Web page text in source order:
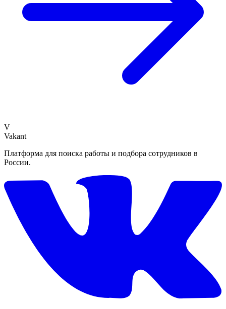
V
Vakant
Платформа для поиска работы и подбора сотрудников в
России.